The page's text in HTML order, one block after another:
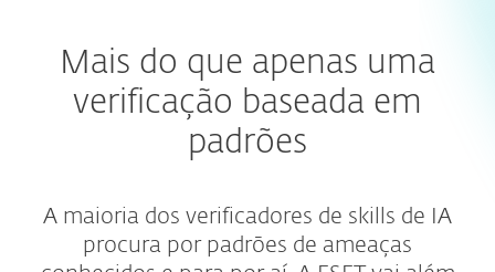
Mais do que apenas uma
verificação baseada em
padrões
A maioria dos verificadores de skills de IA
procura por padrões de ameaças